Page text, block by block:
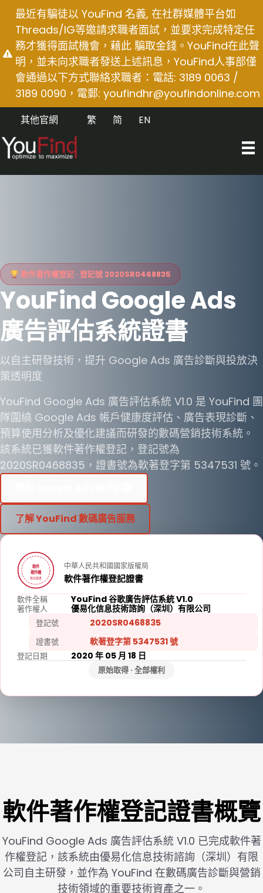
content
最近有騙徒以 YouFind 名義, 在社群媒體平台如
Threads/IG等邀請求職者面試，並要求完成特定任
務才獲得面試機會，藉此 騙取金錢。YouFind在此聲
明，並未向求職者發送上述訊息，YouFind人事部僅
會通過以下方式聯絡求職者：電話: 3189 0063 /
3189 0090，電郵: youfindhr@youfindonline.com
其他官網 EN
简
繁
軟件著作權登記 · 登記號 2020SR0468835
YouFind Google Ads
廣告評估系統證書
以自主研發技術，提升 Google Ads 廣告診斷與投放決
策透明度
YouFind Google Ads 廣告評估系統 V1.0 是 YouFind 團
隊圍繞 Google Ads 帳戶健康度評估、廣告表現診斷、
預算使用分析及優化建議而研發的數碼營銷技術系統。
該系統已獲軟件著作權登記，登記號為
2020SR0468835，證書號為軟著登字第 5347531 號。
了解 YouFind 數碼廣告服務
軟件
著作權
登記證書
中華人民共和國國家版權局
軟件著作權登記證書
軟件全稱 YouFind 谷歌廣告評估系統 V1.0
著作權人 優易化信息技術諮詢（深圳）有限公司
登記號 2020SR0468835
證書號 軟著登字第 5347531 號
登記日期 2020 年 05 月 18 日
原始取得 · 全部權利
軟件著作權登記證書概覽
YouFind Google Ads 廣告評估系統 V1.0 已完成軟件著
作權登記，該系統由優易化信息技術諮詢（深圳）有限
公司自主研發，並作為 YouFind 在數碼廣告診斷與營銷
技術領域的重要技術資產之一。